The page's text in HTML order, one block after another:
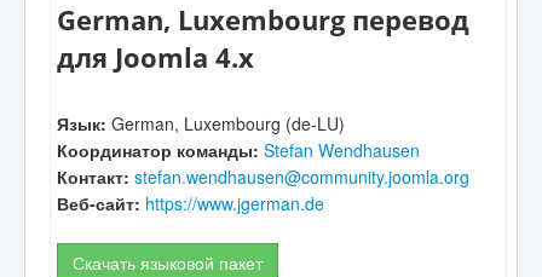
German, Luxembourg перевод
для Joomla 4.x
Язык: German, Luxembourg (de-LU)
Координатор команды: Stefan Wendhausen
Контакт: stefan.wendhausen@community.joomla.org
Веб-сайт: https://www.jgerman.de
Скачать языковой пакет